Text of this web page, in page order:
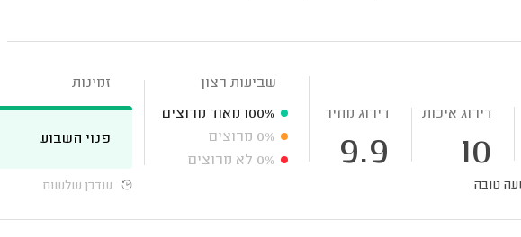
דירוג איכות
10
דירוג מחיר
9.9
טובה
שביעות רצון
100% מאוד מרוצים
0% מרוצים
0% לא מרוצים
זמינות
פנוי השבוע
עודכן שלשום